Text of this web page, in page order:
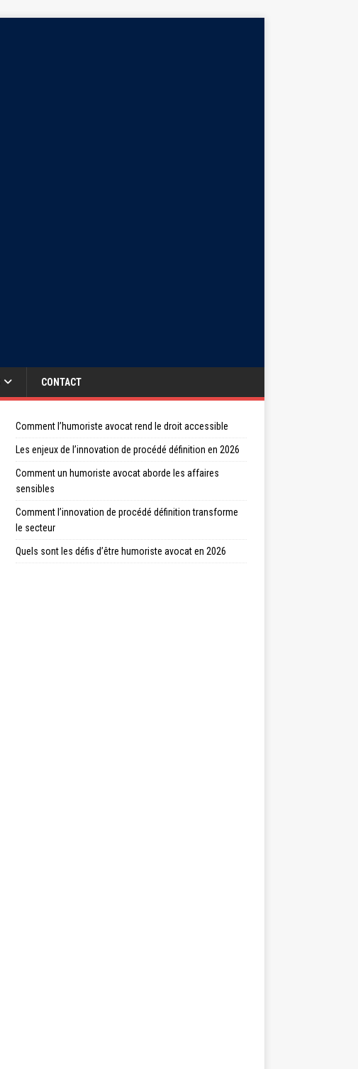
CONTACT
Comment l’humoriste avocat rend le droit accessible
Les enjeux de l’innovation de procédé définition en 2026
Comment un humoriste avocat aborde les affaires
sensibles
Comment l’innovation de procédé définition transforme
le secteur
Quels sont les défis d’être humoriste avocat en 2026